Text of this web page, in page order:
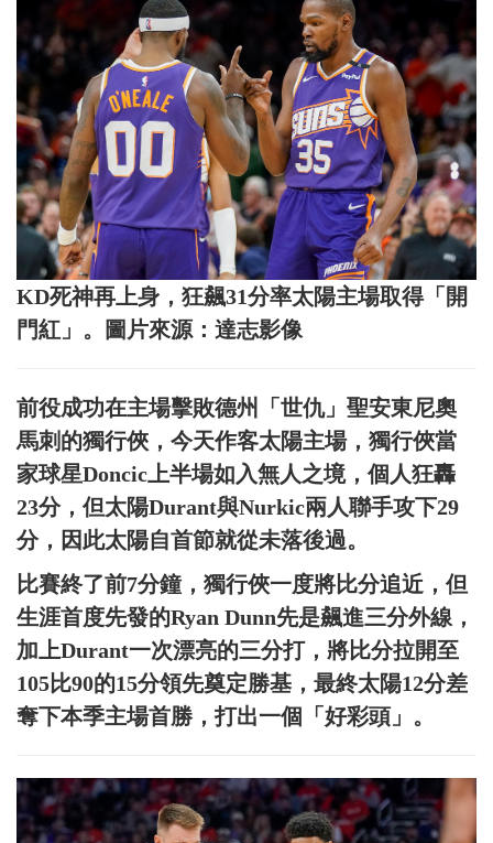
KD死神再上身，狂飆31分率太陽主場取得「開
門紅」。圖片來源：達志影像
前役成功在主場擊敗德州「世仇」聖安東尼奧
馬刺的獨行俠，今天作客太陽主場，獨行俠當
家球星Doncic上半場如入無人之境，個人狂轟
23分，但太陽Durant與Nurkic兩人聯手攻下29
分，因此太陽自首節就從未落後過。
比賽終了前7分鐘，獨行俠一度將比分追近，但
生涯首度先發的Ryan Dunn先是飆進三分外線，
加上Durant一次漂亮的三分打，將比分拉開至
105比90的15分領先奠定勝基，最終太陽12分差
奪下本季主場首勝，打出一個「好彩頭」。